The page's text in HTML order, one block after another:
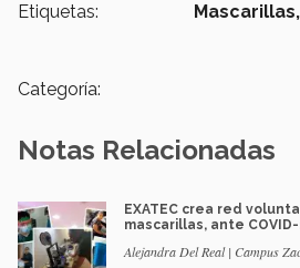
Etiquetas: Mascarillas,
Categoría:
Notas Relacionadas
EXATEC crea red
mascarillas, ante COVID-
Alejandra Del Real | Campus